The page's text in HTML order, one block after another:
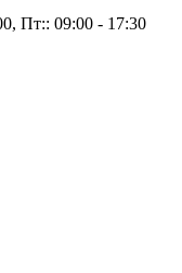
Пт:: 09:00 - 17:30